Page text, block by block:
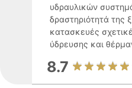
υδραυλικών
δραστηριότητά της
κατασκευές
ύδρευσης και
8.7